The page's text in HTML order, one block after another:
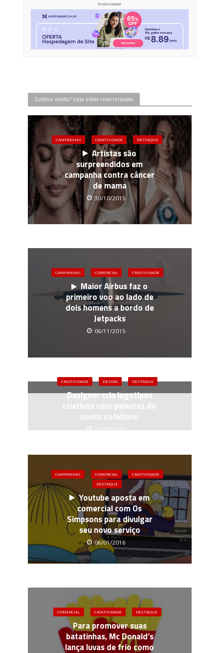
Publicidade
Gostou desta? Veja estas relacionadas
CAMPANHAS CRIATIVIDADE DESTAQUE
Artistas são
surpreendidos em
campanha contra câncer
de mama
30/10/2015
CAMPANHAS COMERCIAL CRIATIVIDADE
Maior Airbus faz o
primeiro voo ao lado de
dois homens a bordo de
Jetpacks
06/11/2015
CRIATIVIDADE DESIGN DESTAQUE
Designer cria logotipos
criativos com palavras do
nosso cotidiano
17/05/2017
CAMPANHAS COMERCIAL
CRIATIVIDADE
DESTAQUE
Youtube aposta em
comercial com Os
Simpsons para divulgar
seu novo serviço
06/01/2016
COMERCIAL CRIATIVIDADE DESTAQUE
Para promover suas
batatinhas, Mc Donald’s
lança luvas de frio como